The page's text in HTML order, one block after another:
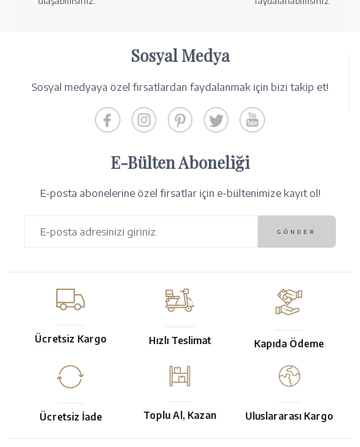
Sosyal Medya
Sosyal medyaya özel fırsatlardan faydalanmak için bizi takip et!
E-Bülten Aboneliği
E-posta abonelerine özel fırsatlar için e-bültenimize kayıt ol!
Ücretsiz Kargo Hızlı Teslimat Kapıda Ödeme
Ücretsiz İade Toplu Al, Kazan Uluslararası Kargo